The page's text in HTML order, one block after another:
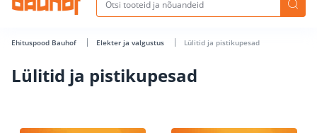
Ehituspood Bauhof Elekter ja valgustus Lülitid ja pistikupesad
Lülitid ja pistikupesad